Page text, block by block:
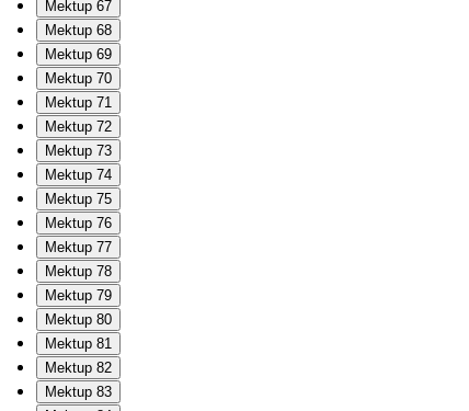
Mektup 67
Mektup 68
Mektup 69
Mektup 70
Mektup 71
Mektup 72
Mektup 73
Mektup 74
Mektup 75
Mektup 76
Mektup 77
Mektup 78
Mektup 79
Mektup 80
Mektup 81
Mektup 82
Mektup 83